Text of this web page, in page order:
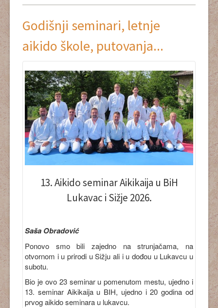
Godišnji seminari, letnje
aikido škole, putovanja...
13. Aikido seminar Aikikaija u BiH
Lukavac i Sižje 2026.
Saša Obradović
Ponovo smo bili zajedno na strunjačama, na
otvornom i u prirodi u Sižju ali i u dođou u Lukavcu u
subotu.
Bio je ovo 23 seminar u pomenutom mestu, ujedno i
13. seminar Aikikaija u BIH, ujedno i 20 godina od
prvog aikido seminara u lukavcu.